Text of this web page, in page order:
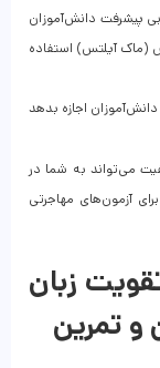
پیشرفت دانش‌آموزان
(ماک آیلتس) استفاده
اجازه بدهد
می‌تواند به شما در
آزمون‌های مهاجرتی
زبان
و تمرین